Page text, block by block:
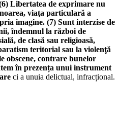
Libertatea de exprimare nu
viaţa particulară a
imagine. (7) Sunt interzise de
îndemnul la război de
de clasă sau religioasă,
teritorial sau la violenţă
obscene, contrare bunelor
în prezența unui instrument
ci a unuia delictual, infracțional.